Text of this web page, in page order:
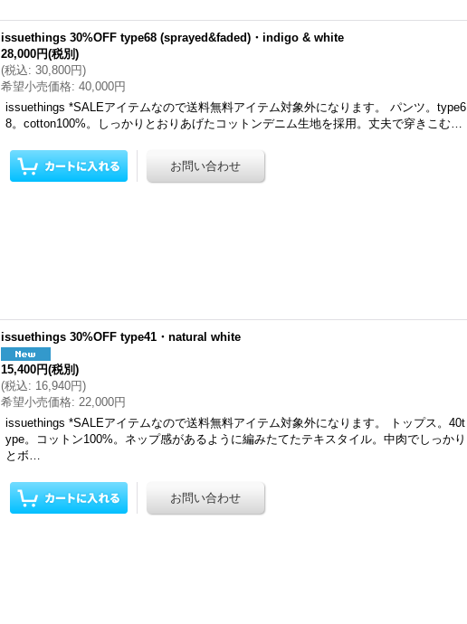
issuethings 30%OFF type68 (sprayed&faded)・indigo & white
28,000円(税別)
(税込: 30,800円)
希望小売価格: 40,000円
issuethings *SALEアイテムなので送料無料アイテム対象外になります。 パンツ。type6
8。cotton100%。しっかりとおりあげたコットンデニム生地を採用。丈夫で穿きこむ…
issuethings 30%OFF type41・natural white
15,400円(税別)
(税込: 16,940円)
希望小売価格: 22,000円
issuethings *SALEアイテムなので送料無料アイテム対象外になります。 トップス。40t
ype。コットン100%。ネップ感があるように編みたてたテキスタイル。中肉でしっかり
とボ…